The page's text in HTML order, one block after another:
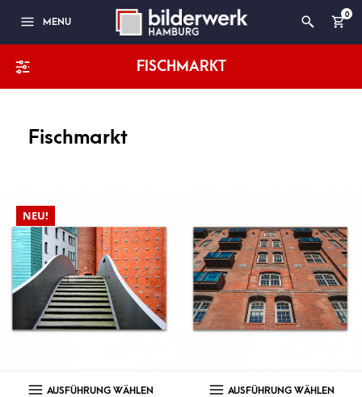
MENU
0
FISCHMARKT
Fischmarkt
NEU!
AUSFÜHRUNG WÄHLEN AUSFÜHRUNG WÄHLEN